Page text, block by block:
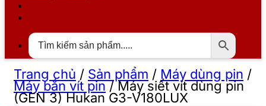
Trang chủ / Sản phẩm / Máy dùng pin /
Máy bắn vít pin/Máy siết vít dùng pin
(GEN 3) Hukan G3-V180LUX